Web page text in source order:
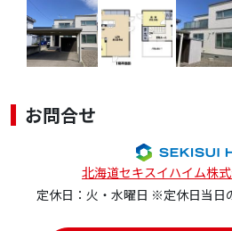
お問合せ
北海道セキスイハイム株
定休日：火・水曜日 ※定休日当日